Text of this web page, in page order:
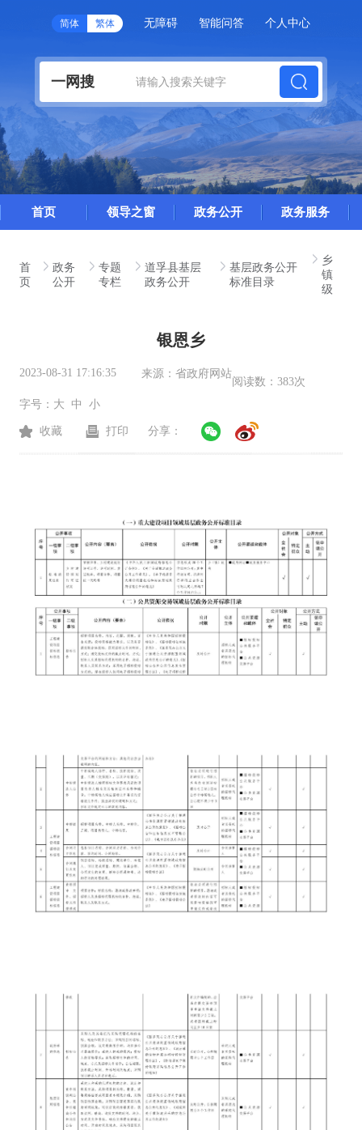
简体 繁体 无障碍 智能问答 个人中心
一网搜
首页 领导之窗 政务公开 政务服务
首
页
政务
公开
专题
专栏
道孚县基层
政务公开
基层政务公开
标准目录
乡
镇
级
银恩乡
2023-08-31 17:16:35 来源： 省政府网站
阅读数： 383次
字号： 大 中 小
收藏 打印 分享：